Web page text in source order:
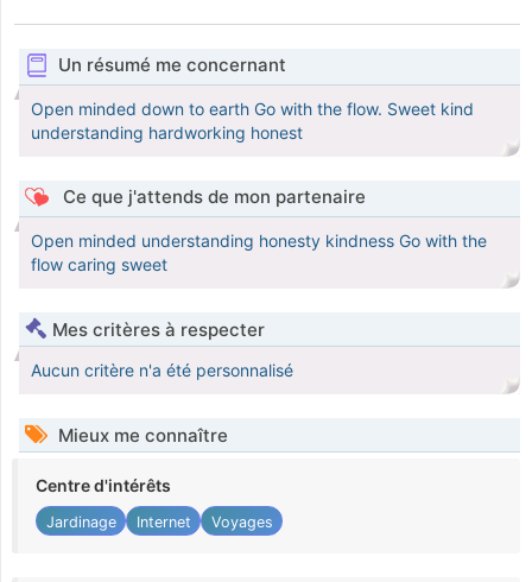
Un résumé me concernant
Open minded down to earth Go with the flow. Sweet kind
understanding hardworking honest
Ce que j'attends de mon partenaire
Open minded understanding honesty kindness Go with the
flow caring sweet
Mes critères à respecter
Aucun critère n'a été personnalisé
Mieux me connaître
Centre d'intérêts
Jardinage Internet Voyages